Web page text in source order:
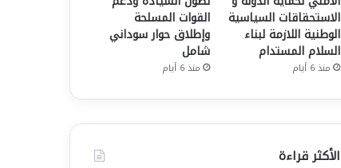
الاستحقاقات السياسية
الوطنية اللازمة لبناء
السلام المستدام
منذ 6 أيام
القوات المسلحة
وإطلاق حوار سوداني
شامل
منذ 6 أيام
الأكثر قراءة